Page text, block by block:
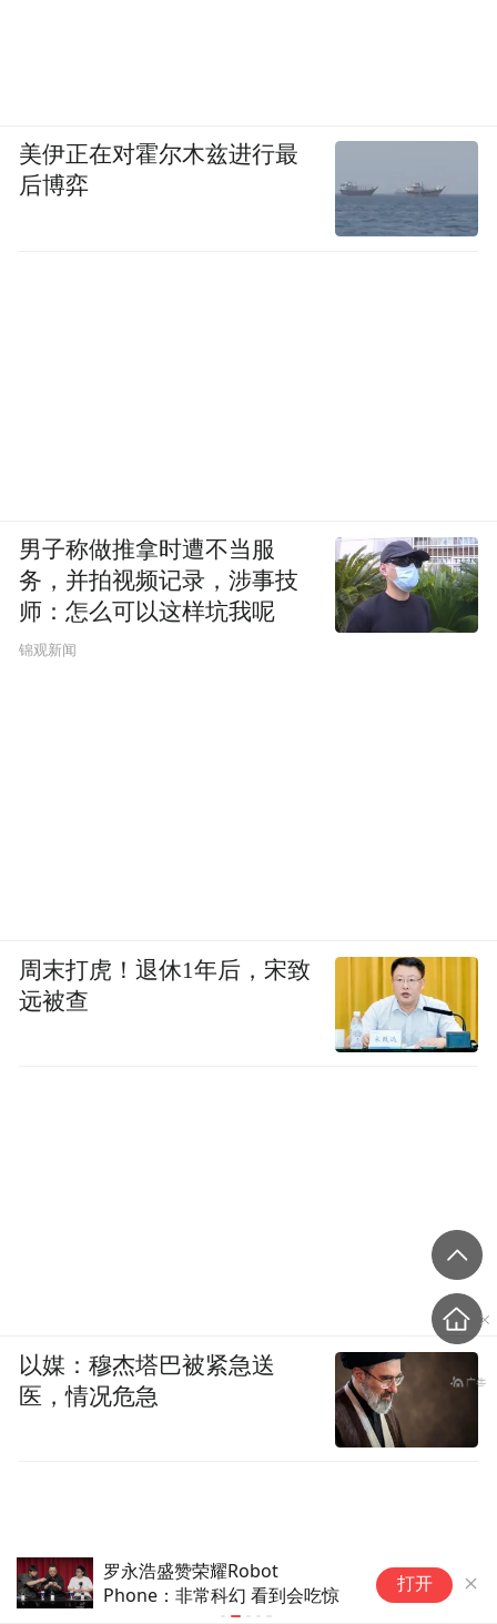
罗永浩盛赞荣耀Robot
Phone：非常科幻 看到会吃惊
打开
美伊正在对霍尔木兹进行最
后博弈
男子称做推拿时遭不当服
务，并拍视频记录，涉事技
师：怎么可以这样坑我呢
锦观新闻
周末打虎！退休1年后，宋致
远被查
以媒：穆杰塔巴被紧急送
医，情况危急